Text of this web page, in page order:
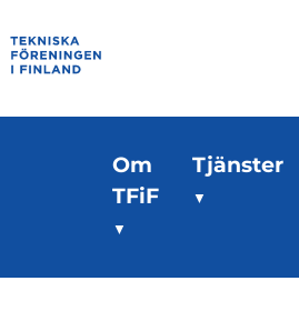
Om
TFiF
Tjänster